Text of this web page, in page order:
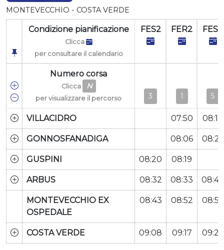
MONTEVECCHIO - COSTA VERDE
Condizione pianificazione
Clicca
per consultare il calendario
FES2 FER2 FES2
Numero corsa
Clicca N
per visualizzare il percorso 3 1 5
VILLACIDRO 07:50 08:10
GONNOSFANADIGA 08:06 08:26
GUSPINI 08:20 08:19
ARBUS 08:32 08:33 08:44
MONTEVECCHIO EX
OSPEDALE
08:43 08:52 08:57
COSTA VERDE 09:08 09:17 09:22